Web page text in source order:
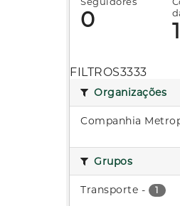
0 1
FILTROS3333
Organizações
Companhia
Grupos
Transporte - 1